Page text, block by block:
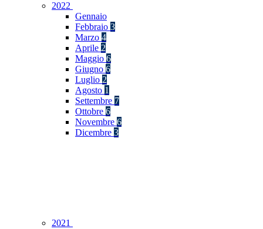
2022
Gennaio
Febbraio 3
Marzo 4
Aprile 2
Maggio 6
Giugno 6
Luglio 2
Agosto 1
Settembre 7
Ottobre 6
Novembre 6
Dicembre 3
2021